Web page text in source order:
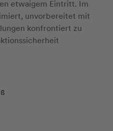
etwaigem Eintritt. Im
unvorbereitet mit
konfrontiert zu